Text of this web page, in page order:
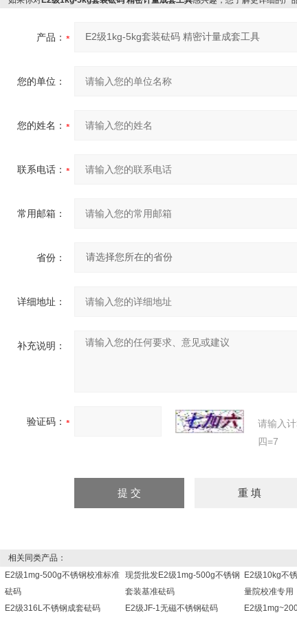
产品：
您的单位：
您的姓名：
联系电话：
常用邮箱：
省份：
详细地址：
补充说明：
验证码：
请输入
四=7
相关同类产品：
E2级1mg-500g不锈钢校准标准
砝码
现货批发E2级1mg-500g不锈钢
套装基准砝码
E2级10kg不
量院校准专用
E2级316L不锈钢成套砝码
E2级JF-1无磁不锈钢砝码 E2级